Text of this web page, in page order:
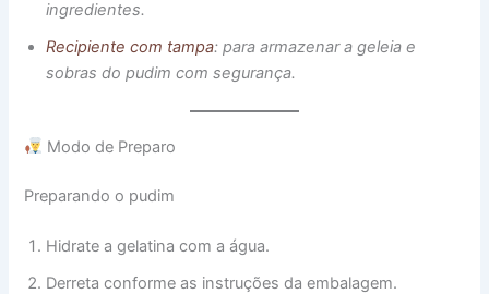
ingredientes.
Recipiente com tampa: para armazenar a geleia e
sobras do pudim com segurança.
Modo de Preparo
Preparando o pudim
Hidrate a gelatina com a água.
Derreta conforme as instruções da embalagem.